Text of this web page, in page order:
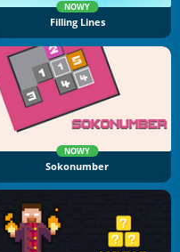
NOWY
Filling Lines
NOWY
Sokonumber